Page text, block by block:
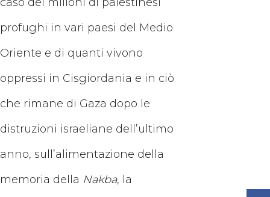
profughi in vari paesi del Medio
Oriente e di quanti vivono
oppressi in Cisgiordania e in ciò
che rimane di Gaza dopo le
distruzioni israeliane dell’ultimo
anno, sull’alimentazione della
memoria della Nakba, la